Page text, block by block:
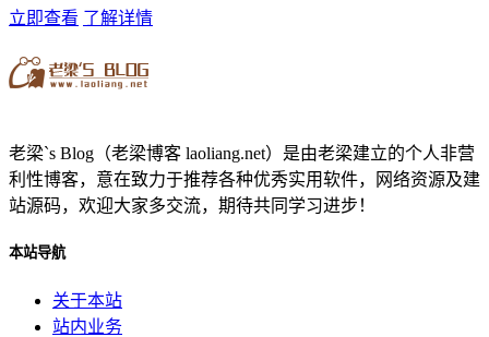
立即查看 了解详情
老梁`s Blog（老梁博客 laoliang.net）是由老梁建立的个人非营
利性博客，意在致力于推荐各种优秀实用软件，网络资源及建
站源码，欢迎大家多交流，期待共同学习进步！
本站导航
关于本站
站内业务